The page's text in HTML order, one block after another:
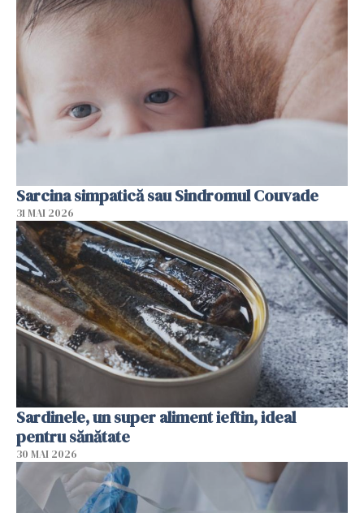
Sarcina simpatică sau Sindromul Couvade
31 MAI 2026
Sardinele, un super aliment ieftin, ideal
pentru sănătate
30 MAI 2026